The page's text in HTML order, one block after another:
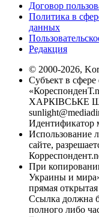
Договор
Политика в
данных
Редакция
© 2000-2026,
Субъект в
ХАРКІВСЬКЕ
Идентификатор
Использование
сайте,
При
Украины и
прямая
Ссылка должна
полного либо